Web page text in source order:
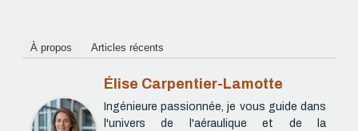
À propos Articles récents
Élise Carpentier-Lamotte
Ingénieure passionnée, je vous guide dans
l'univers de l'aéraulique et de la